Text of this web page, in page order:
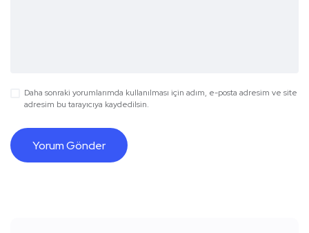
Daha sonraki yorumlarımda kullanılması için adım, e-posta adresim ve site
adresim bu tarayıcıya kaydedilsin.